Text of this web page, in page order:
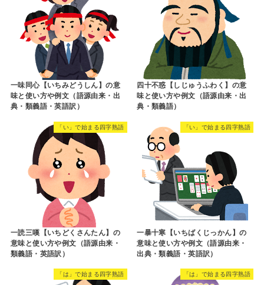
一味同心【いちみどうしん】の意
味と使い方や例文（語源由来・出
典・類義語・英語訳）
四十不惑【しじゅうふわく】の意
味と使い方や例文（語源由来・出
典・類義語）
「い」で始まる四字熟語
一読三嘆【いちどくさんたん】の
意味と使い方や例文（語源由来・
類義語・英語訳）
「い」で始まる四字熟語
一暴十寒【いちばくじっかん】の
意味と使い方や例文（語源由来・
出典・類義語・英語訳）
「は」で始まる四字熟語 「は」で始まる四字熟語